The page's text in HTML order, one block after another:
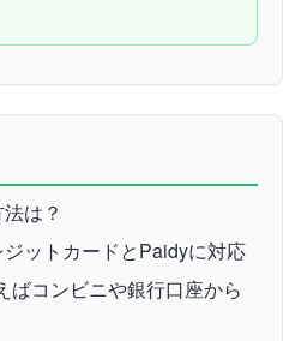
は？
ットカードとPaidyに対応
ばコンビニや銀行口座から